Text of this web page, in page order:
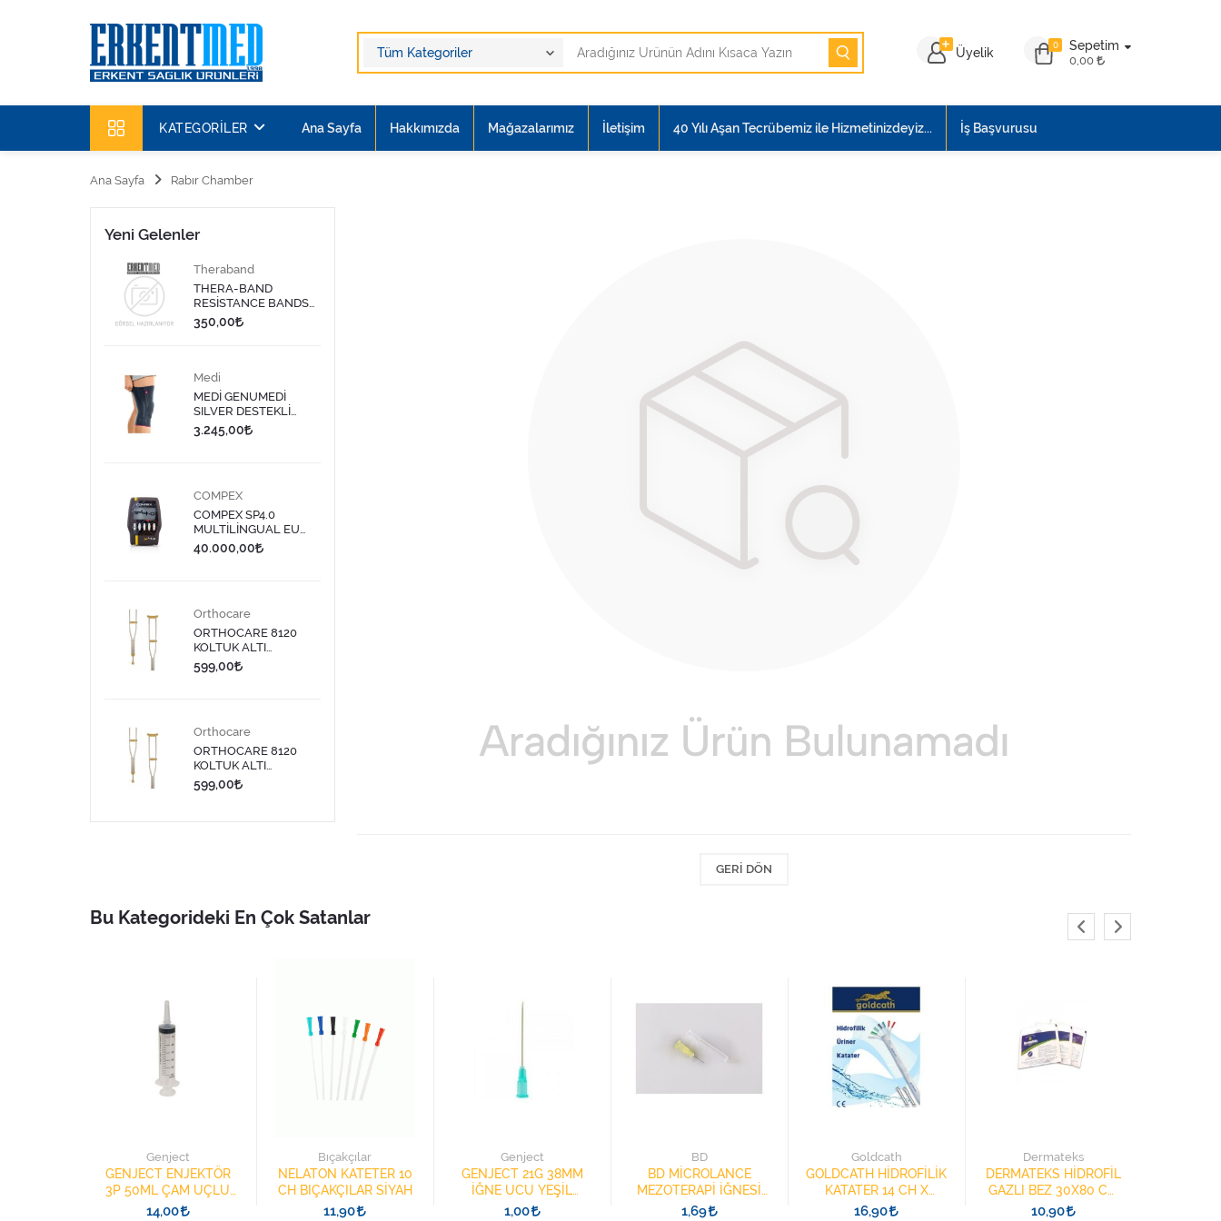
0 Sepetim
0,00
Üyelik
KATEGORILER Ana Sayfa Hakkımızda Mağazalarımız İletişim 40 Yılı Aşan Tecrübemiz ile Hizmetinizdeyiz... İş Başvurusu
Ana Sayfa Rabır Chamber
GERI DÖN
Yeni Gelenler
Theraband
THERA-BAND
RESİSTANCE BANDS
DISPENSER/DİRENÇ
BANDI LATEKS 1,5
350,00
Medi
MEDİ GENUMEDİ
SILVER DESTEKLİ
DİZLİK 613 - 9
3.245,00
COMPEX
COMPEX SP4.0
MULTİLİNGUAL EU
PLUG TENS CİHAZI
40.000,00
Orthocare
ORTHOCARE 8120
KOLTUK ALTI
DEĞNEĞİ MEDİUM 1
ADET
599,00
Orthocare
ORTHOCARE 8120
KOLTUK ALTI
DEĞNEĞİ LARGE 1
ADET
599,00
Bu Kategorideki En Çok Satanlar
Genject
GENJECT ENJEKTÖR
3P 50ML ÇAM UÇLU
BESLENME ŞIRINGASI
14,00
Bıçakçılar
NELATON KATETER 10
CH BIÇAKÇILAR SİYAH
11,90
Genject
GENJECT 21G 38MM
İĞNE UCU YEŞİL
21382501 ŞIRINGA
1,00
BD
BD MİCROLANCE
MEZOTERAPİ İĞNESİ
30G 13MM 304000
1,69
Goldcath
GOLDCATH HİDROFİLİK
KATATER 14 CH X
40CM YÜZÜKLÜ
16,90
Dermateks
DERMATEKS HİDROFİL
GAZLI BEZ 30X80 CM
(30x40CM) SPANÇ 2
10,90